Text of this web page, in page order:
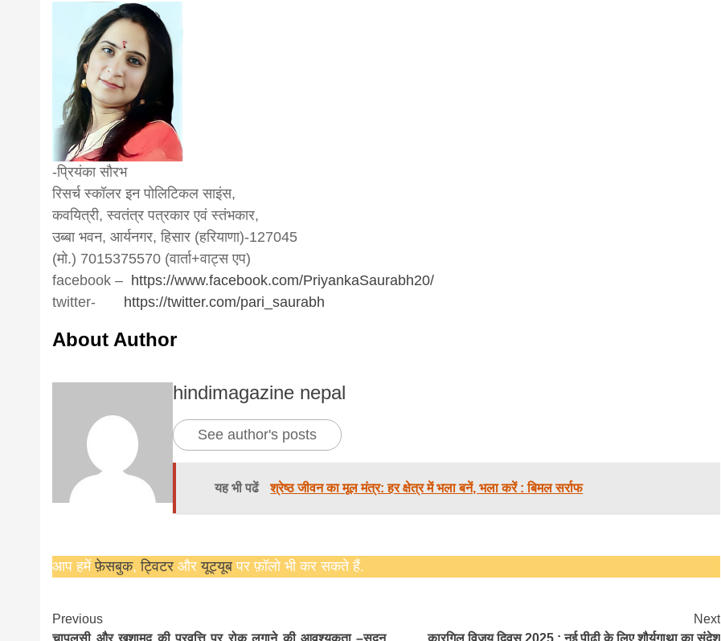
-प्रियंका सौरभ
रिसर्च स्कॉलर इन पोलिटिकल साइंस,
कवयित्री, स्वतंत्र पत्रकार एवं स्तंभकार,
उब्बा भवन, आर्यनगर, हिसार (हरियाणा)-127045
(मो.) 7015375570 (वार्ता+वाट्स एप)
facebook – https://www.facebook.com/PriyankaSaurabh20/
twitter- https://twitter.com/pari_saurabh
About Author
hindimagazine nepal
See author's posts
यह भी पढें श्रेष्ठ जीवन का मूल मंत्र: हर क्षेत्र में भला बनें, भला करें : बिमल सर्राफ
आप हमेंफ़ेसबुक,ट्विटरऔरयूट्यूब पर फ़ॉलो भी कर सकते हैं.
Continue
Previous
चापलूसी और खुशामद की प्रवृत्ति पर रोक लगाने की आवश्यकता –सुदन
Next
कारगिल विजय दिवस 2025 : नई पीढ़ी के लिए शौर्यगाथा का संदेश